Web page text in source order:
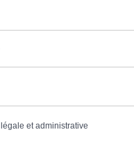
et administrative